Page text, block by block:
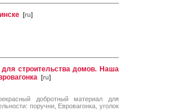
[ru]
строительства домов. Наша
[ru]
добротный материал для
поручни, Евровагонка, уголок